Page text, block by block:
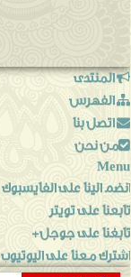
المنتدى
الفهرس
اتصل بنا
من نحن
Menu
انضم الينا على الفايسبوك
تابعنا على تويتر
تابغنا على جوجل+
اشترك معنا على اليوتيوب